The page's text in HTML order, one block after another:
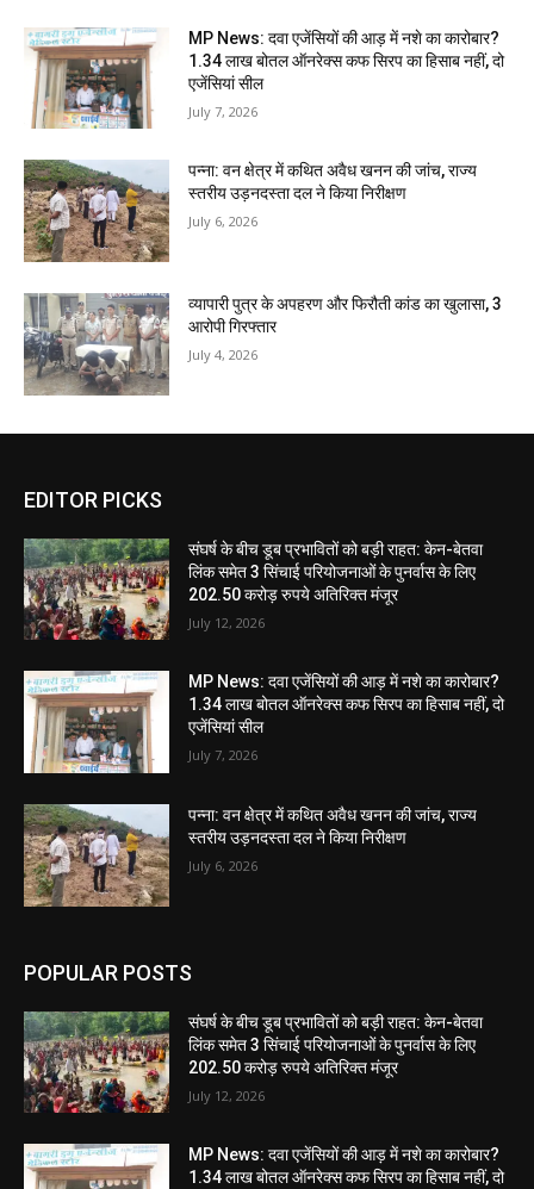
MP News: दवा एजेंसियों की आड़ में नशे का कारोबार?
1.34 लाख बोतल ऑनरेक्स कफ सिरप का हिसाब नहीं, दो
एजेंसियां सील
July 7, 2026
पन्ना: वन क्षेत्र में कथित अवैध खनन की जांच, राज्य
स्तरीय उड़नदस्ता दल ने किया निरीक्षण
July 6, 2026
व्यापारी पुत्र के अपहरण और फिरौती कांड का खुलासा, 3
आरोपी गिरफ्तार
July 4, 2026
EDITOR PICKS
संघर्ष के बीच डूब प्रभावितों को बड़ी राहत: केन-बेतवा
लिंक समेत 3 सिंचाई परियोजनाओं के पुनर्वास के लिए
202.50 करोड़ रुपये अतिरिक्त मंजूर
July 12, 2026
MP News: दवा एजेंसियों की आड़ में नशे का कारोबार?
1.34 लाख बोतल ऑनरेक्स कफ सिरप का हिसाब नहीं, दो
एजेंसियां सील
July 7, 2026
पन्ना: वन क्षेत्र में कथित अवैध खनन की जांच, राज्य
स्तरीय उड़नदस्ता दल ने किया निरीक्षण
July 6, 2026
POPULAR POSTS
संघर्ष के बीच डूब प्रभावितों को बड़ी राहत: केन-बेतवा
लिंक समेत 3 सिंचाई परियोजनाओं के पुनर्वास के लिए
202.50 करोड़ रुपये अतिरिक्त मंजूर
July 12, 2026
MP News: दवा एजेंसियों की आड़ में नशे का कारोबार?
1.34 लाख बोतल ऑनरेक्स कफ सिरप का हिसाब नहीं, दो